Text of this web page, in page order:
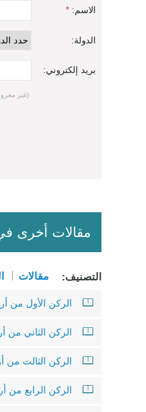
الاسم: *
الدولة:
بريد إلكتروني:
(غير
مقالات أخرى
التصنيف: مقالات
الركن الأول من
الركن الثاني من
الركن الثالث من
الركن الرابع من